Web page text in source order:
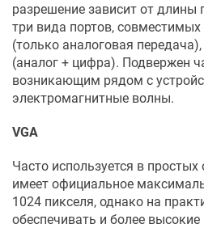
разрешение зависит от длины
три вида портов,
(только аналоговая
(аналог + цифра). Подвержен
возникающим рядом с
электромагнитные волны.
VGA
Часто используется в
имеет официальное
1024 пикселя, однако на
обеспечивать и более